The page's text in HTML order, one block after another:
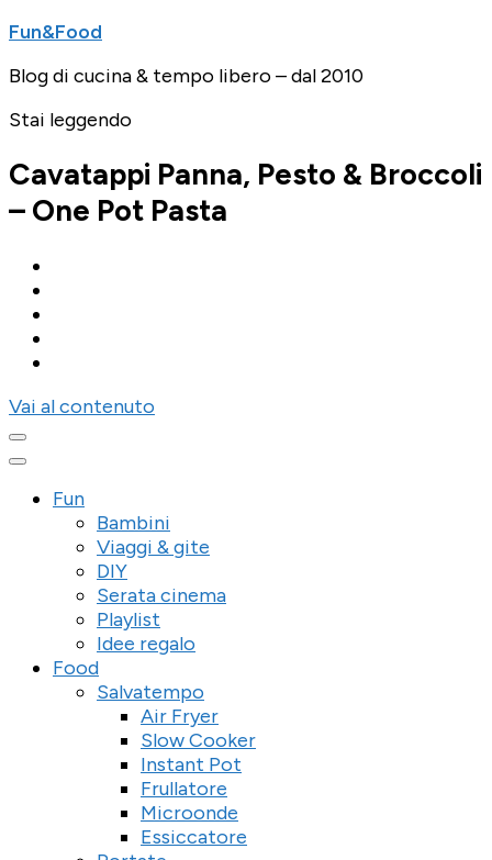
Fun&Food
Blog di cucina & tempo libero – dal 2010
Stai leggendo
Cavatappi Panna, Pesto & Broccoli
– One Pot Pasta
Vai al contenuto
Fun
Bambini
Viaggi & gite
DIY
Serata cinema
Playlist
Idee regalo
Food
Salvatempo
Air Fryer
Slow Cooker
Instant Pot
Frullatore
Microonde
Essiccatore